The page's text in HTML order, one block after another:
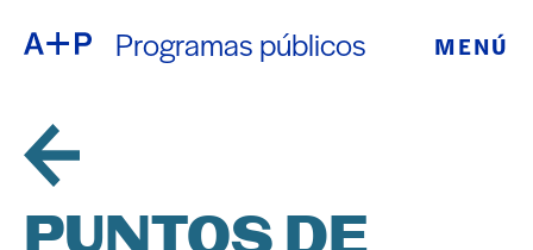
Programas públicos MENÚ
EDUCACIÓN
JUVENTUD
ESPAÑOL